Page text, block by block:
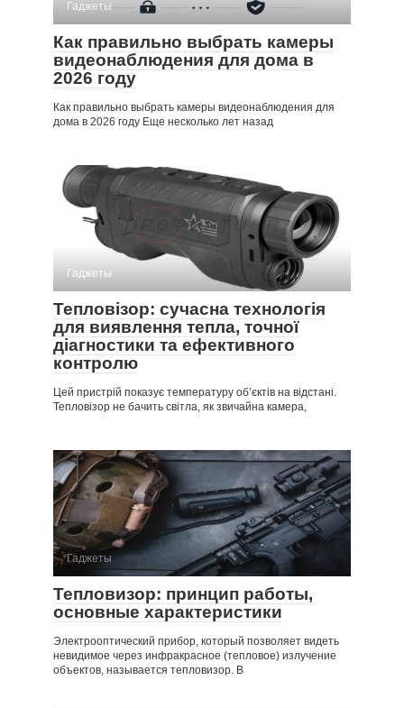
Гаджеты
Как правильно выбрать камеры
видеонаблюдения для дома в
2026 году
Как правильно выбрать камеры видеонаблюдения для
дома в 2026 году Еще несколько лет назад
Гаджеты
Тепловізор: сучасна технологія
для виявлення тепла, точної
діагностики та ефективного
контролю
Цей пристрій показує температуру об’єктів на відстані.
Тепловізор не бачить світла, як звичайна камера,
Гаджеты
Тепловизор: принцип работы,
основные характеристики
Электрооптический прибор, который позволяет видеть
невидимое через инфракрасное (тепловое) излучение
объектов, называется тепловизор. В